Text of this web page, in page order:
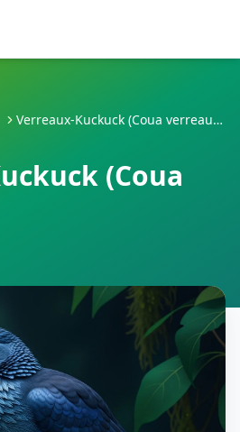
Verreaux-Kuckuck (Coua verreauxi)
(Coua